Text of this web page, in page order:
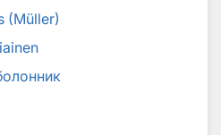
(Müller)